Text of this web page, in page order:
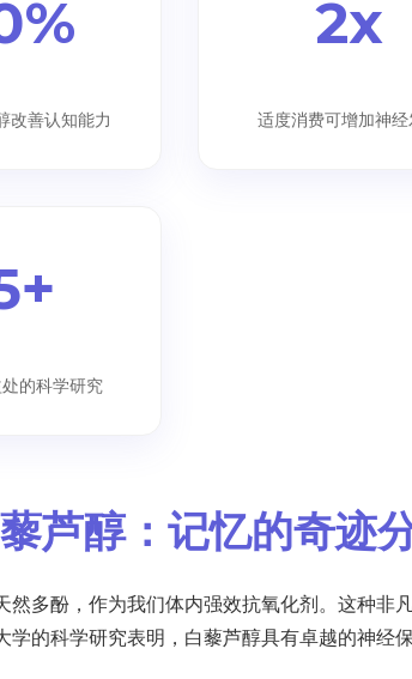
改善认知能力
2x
适度消费可增加神经
的科学研究
芦醇：记忆的奇迹
然多酚，作为我们体内强效抗氧化剂。这种非
学的科学研究表明，白藜芦醇具有卓越的神经保